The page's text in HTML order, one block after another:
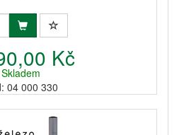
Kč
Skladem
04 000 330